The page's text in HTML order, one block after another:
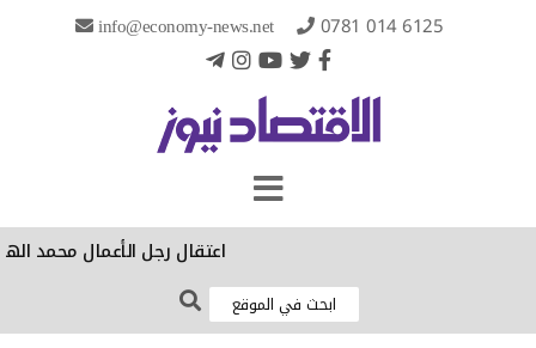
info@economy-news.net 0781 014 6125
‏اعتقال رجل الأعمال محمد